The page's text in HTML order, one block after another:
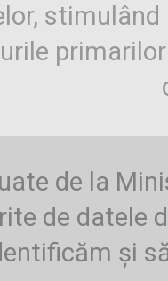
de la
de datele
și